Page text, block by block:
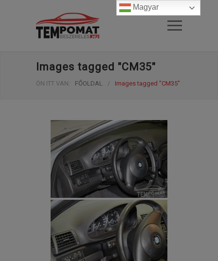
Images tagged "CM35"
ÖN ITT VAN: FŐOLDAL / Images tagged "CM35"
Magyar